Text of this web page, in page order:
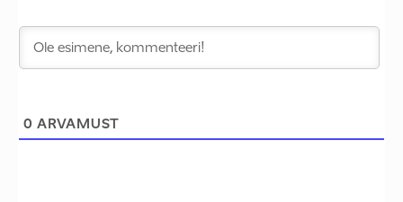
0 ARVAMUST